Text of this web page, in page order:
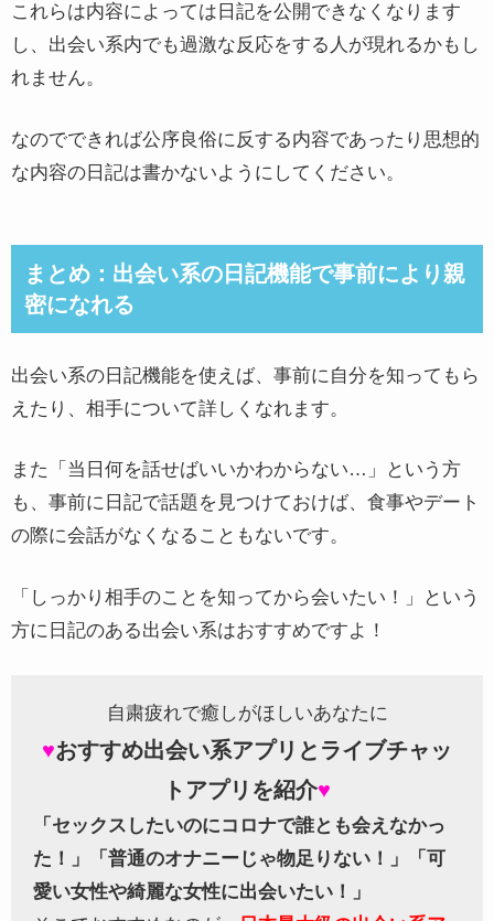
これらは内容によっては日記を公開できなくなります
し、出会い系内でも過激な反応をする人が現れるかもし
れません。
なのでできれば公序良俗に反する内容であったり思想的
な内容の日記は書かないようにしてください。
まとめ：出会い系の日記機能で事前により親
密になれる
出会い系の日記機能を使えば、事前に自分を知ってもら
えたり、相手について詳しくなれます。
また「当日何を話せばいいかわからない…」という方
も、事前に日記で話題を見つけておけば、食事やデート
の際に会話がなくなることもないです。
「しっかり相手のことを知ってから会いたい！」という
方に日記のある出会い系はおすすめですよ！
自粛疲れで癒しがほしいあなたに
♥おすすめ出会い系アプリとライブチャッ
トアプリを紹介♥
「セックスしたいのにコロナで誰とも会えなかっ
た！」
「普通のオナニーじゃ物足りない！」
「可
愛い女性や綺麗な女性に出会いたい！」